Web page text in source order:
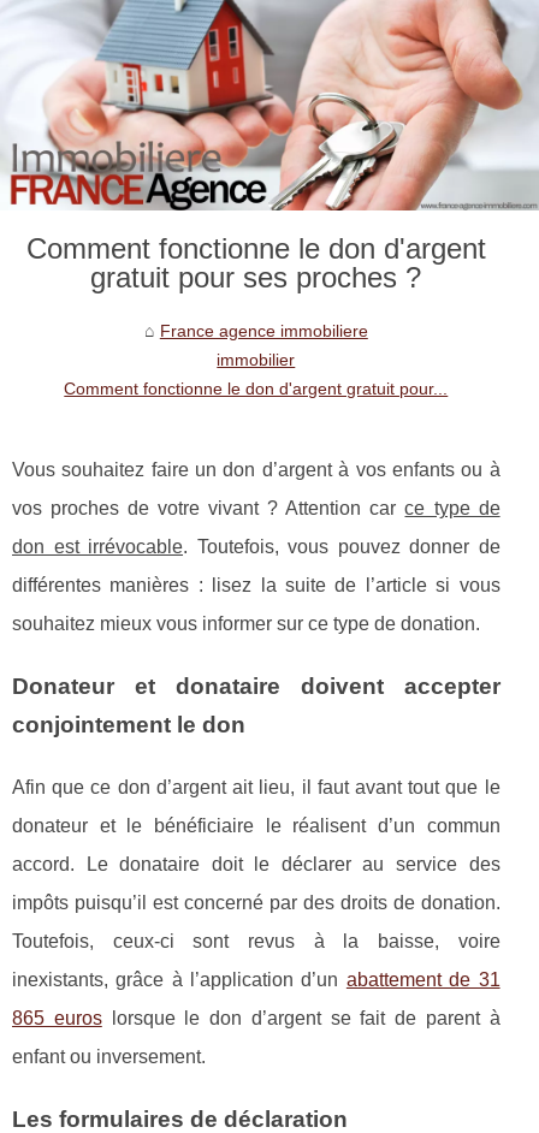
Comment fonctionne le don d'argent
gratuit pour ses proches ?
France agence immobiliere
immobilier
Comment fonctionne le don d'argent gratuit pour...
Vous souhaitez faire un don d’argent à vos enfants ou à
vos proches de votre vivant ? Attention carce type de
don est irrévocable. Toutefois, vous pouvez donner de
différentes manières : lisez la suite de l’article si vous
souhaitez mieux vous informer sur ce type de donation.
Donateur et donataire doivent accepter
conjointement le don
Afin que ce don d’argent ait lieu, il faut avant tout que le
donateur et le bénéficiaire le réalisent d’un commun
accord. Le donataire doit le déclarer au service des
impôts puisqu’il est concerné par des droits de donation.
Toutefois, ceux-ci sont revus à la baisse, voire
inexistants, grâce à l’application d’un abattement de 31
865 euroslorsque le don d’argent se fait de parent à
enfant ou inversement.
Les formulaires de déclaration